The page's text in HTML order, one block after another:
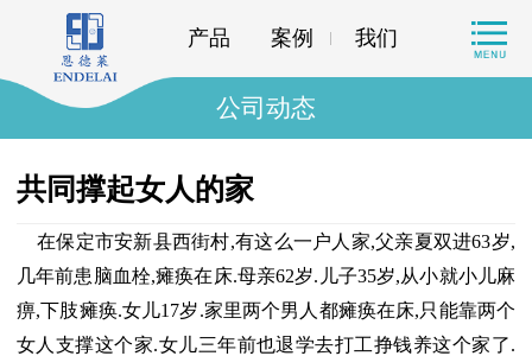
产品 案例 我们
公司动态
共同撑起女人的家
在保定市安新县西街村,有这么一户人家,父亲夏双进63岁,
几年前患脑血栓,瘫痪在床.母亲62岁.儿子35岁,从小就小儿麻
痹,下肢瘫痪.女儿17岁.家里两个男人都瘫痪在床,只能靠两个
女人支撑这个家.女儿三年前也退学去打工挣钱养这个家了.